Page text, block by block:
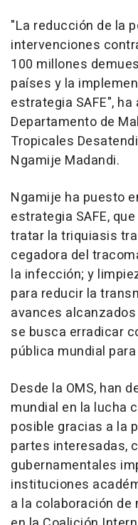
"La reducción de la
intervenciones
100 millones
países y la
estrategia SAFE",
Departamento de
Tropicales
Ngamije Madandi.
Ngamije ha puesto
estrategia SAFE,
tratar la triquiasis
cegadora del
la infección; y
para reducir la
avances
se busca erradicar
pública mundial
Desde la OMS, han
mundial en la lucha
posible gracias a la
partes interesadas,
gubernamentales
instituciones
a la colaboración